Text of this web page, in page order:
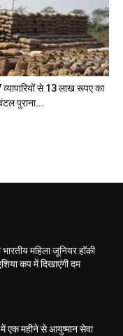
से 13 लाख रूपए का
पुराना...
महिला जूनियर हॉकी
कप में दिखाएंगी दम
एक महीने से आयुष्मान सेवा